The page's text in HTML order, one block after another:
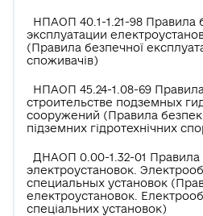
НПАОП 40.1-1.21-98 Правила
эксплуатации
(Правила безпечної
споживачів)
НПАОП 45.24-1.08-69
строительстве подземных
сооружений (Правила
підземних гідротехнічних
ДНАОП 0.00-1.32-01 Правила
электроустановок.
специальных установок
електроустановок.
спеціальних установок)